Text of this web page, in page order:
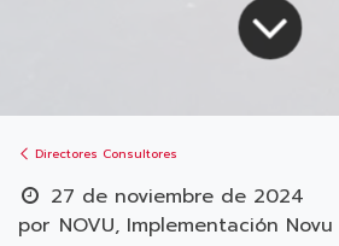
Directores Consultores
27 de noviembre de 2024
por NOVU, Implementación